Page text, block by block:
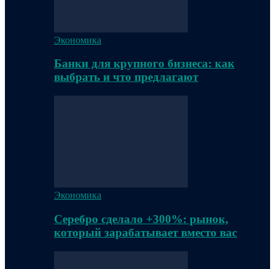
Экономика
Банки для крупного бизнеса: как
выбрать и что предлагают
Экономика
Серебро сделало +300%: рынок,
который зарабатывает вместо вас